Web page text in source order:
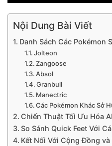
Nội Dung Bài Viết
Danh Sách Các Pokémon
Jolteon
Zangoose
Absol
Granbull
Manectric
Các Pokémon Khác Sở
Chiến Thuật Tối Ưu Hóa
So Sánh Quick Feet Với
Kết Nối Với Cộng Đồng và